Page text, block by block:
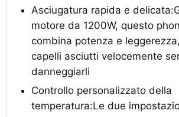
Asciugatura rapida e
motore da 1200W, questo
combina potenza e
capelli asciutti velocemente
danneggiarli
Controllo personalizzato della
temperatura:Le due